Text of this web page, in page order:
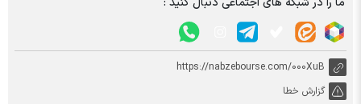
https://nabzebourse.com/000XuB
گزارش خطا